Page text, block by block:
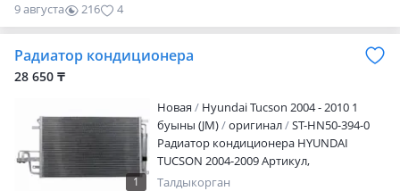
Звоните с 9.00-22.00 Смс и
круглосуточно
9 августа 216 4
Радиатор кондиционера
28 650 ₸
1
Новая
Hyundai Tucson 2004 - 2010 1
буыны (JM)
оригинал
ST-HN50-394-0
Радиатор кондиционера HYUNDAI
TUCSON 2004-2009 Артикул,
наименование товара, марка модель
Талдыкорган